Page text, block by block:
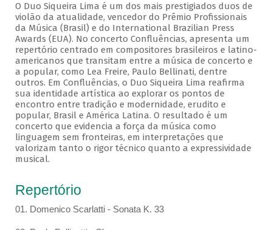
O Duo Siqueira Lima é um dos mais prestigiados duos de
violão da atualidade, vencedor do Prêmio Profissionais
da Música (Brasil) e do International Brazilian Press
Awards (EUA). No concerto Confluências, apresenta um
repertório centrado em compositores brasileiros e latino-
americanos que transitam entre a música de concerto e
a popular, como Lea Freire, Paulo Bellinati, dentre
outros. Em Confluências, o Duo Siqueira Lima reafirma
sua identidade artística ao explorar os pontos de
encontro entre tradição e modernidade, erudito e
popular, Brasil e América Latina. O resultado é um
concerto que evidencia a força da música como
linguagem sem fronteiras, em interpretações que
valorizam tanto o rigor técnico quanto a expressividade
musical.
Repertório
01. Domenico Scarlatti - Sonata K. 33